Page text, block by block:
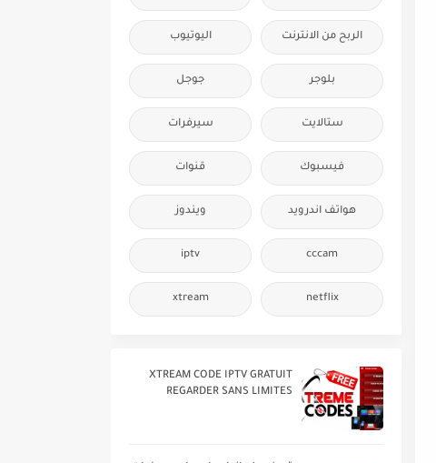
الربح من الانترنت اليوتيوب
بلوجر جوجل
ستالايت سيرفرات
فيسبوك قنوات
هواتف اندرويد ويندوز
cccam
iptv
netflix
xtream
XTREAM CODE IPTV GRATUIT
REGARDER SANS LIMITES